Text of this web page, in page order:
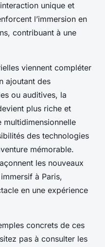
unique et
l’immersion en
contribuant à une
viennent compléter
ajoutant des
ou auditives, la
plus riche et
multidimensionnelle
des technologies
mémorable.
les nouveaux
à Paris,
en une expérience
concrets de ces
pas à consulter les